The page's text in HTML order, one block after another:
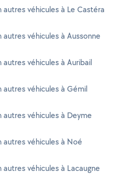
véhicules à Le Castéra
véhicules à Aussonne
véhicules à Auribail
véhicules à Gémil
véhicules à Deyme
autres véhicules à Noé
véhicules à Lacaugne